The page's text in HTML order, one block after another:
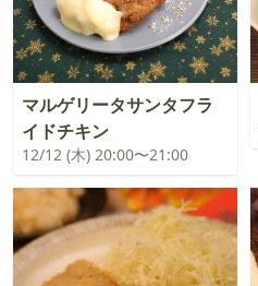
マルゲリータサンタフラ
イドチキン
12/12 (木) 20:00〜21:00